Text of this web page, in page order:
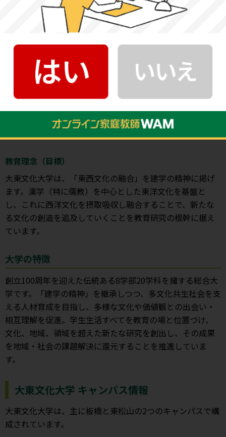
公式サイト
大東文化大学 公式サイト
基本情報
創立年
1923年（大東文化協会設立、1949年に新制大学として発
教育理念（目標）
大東文化大学は、「東西文化の融合」を建学の精神に掲げ
ます。漢学（特に儒教）を中心とした東洋文化を基盤と
し、これに西洋文化を摂取吸収し融合することで、新たな
る文化の創造を追及していくことを教育研究の根幹に据え
ています。
大学の特徴
創立100周年を迎えた伝統ある8学部20学科を擁する総合大
学です。「建学の精神」を継承しつつ、多文化共生社会を支
える人材育成を目指し、多様な文化や価値観との出会い・
相互理解を促進。学生生活すべてを教育の場と位置づけ、
文化、地域、領域を超えた新たな研究を創出し、その成果
を地域・社会の課題解決に還元することを推進していま
す。
大東文化大学 キャンパス情報
大東文化大学は、主に板橋と東松山の2つのキャンパスで構
成されています。